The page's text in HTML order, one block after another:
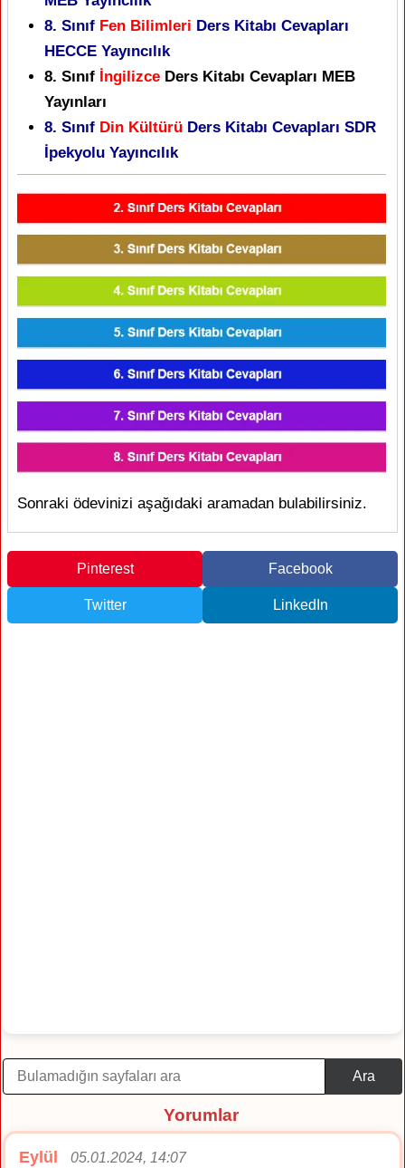
8. Sınıf Fen Bilimleri Ders Kitabı Cevapları
HECCE Yayıncılık
8. Sınıf İngilizce Ders Kitabı Cevapları MEB
Yayınları
8. Sınıf Din Kültürü Ders Kitabı Cevapları SDR
İpekyolu Yayıncılık
Sonraki ödevinizi aşağıdaki aramadan bulabilirsiniz.
Pinterest Facebook
Twitter LinkedIn
Ara
Yorumlar
Eylül 05.01.2024, 14:07